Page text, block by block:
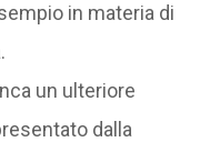
in materia di
un ulteriore
dalla